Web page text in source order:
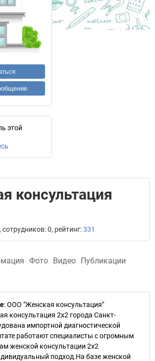
этой
консультация
0, рейтинг:331
Фото Видео Публикации
:ООО "Женская консультация"
консультация 2х2 города Санкт-
импортной диагностической
работают специалисты с огромным
женской консультации 2х2
подход.На базе женской